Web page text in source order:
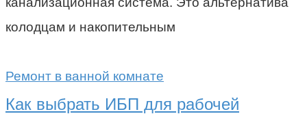
колодцам и накопительным
Ремонт в ванной комнате
Как выбрать ИБП для рабочей